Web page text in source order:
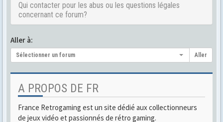
Qui contacter pour les abus ou les questions légales
concernant ce forum?
Aller à:
Sélectionner un forum Aller
A PROPOS DE FR
France Retrogaming est un site dédié aux collectionneurs
de jeux vidéo et passionnés de rétro gaming.